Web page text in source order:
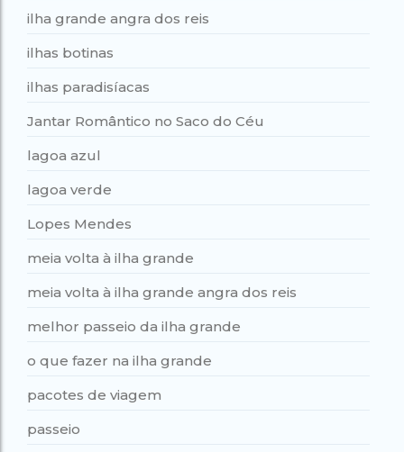
ilha grande angra dos reis
ilhas botinas
ilhas paradisíacas
Jantar Romântico no Saco do Céu
lagoa azul
lagoa verde
Lopes Mendes
meia volta à ilha grande
meia volta à ilha grande angra dos reis
melhor passeio da ilha grande
o que fazer na ilha grande
pacotes de viagem
passeio